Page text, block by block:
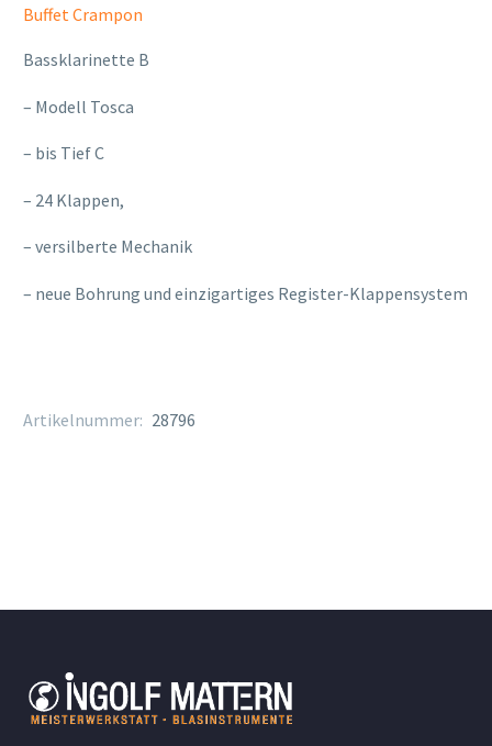
Buffet Crampon
Bassklarinette B
– Modell Tosca
– bis Tief C
– 24 Klappen,
– versilberte Mechanik
– neue Bohrung und einzigartiges Register-Klappensystem
Artikelnummer: 28796